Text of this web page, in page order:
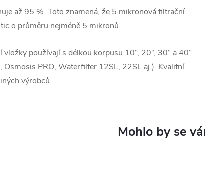
až 95 %. Toto znamená, že 5 mikronová filtrační
o průměru nejméně 5 mikronů.
používají s délkou korpusu 10“, 20“, 30“ a 40“
Osmosis PRO, Waterfilter 12SL, 22SL aj.). Kvalitní
výrobců.